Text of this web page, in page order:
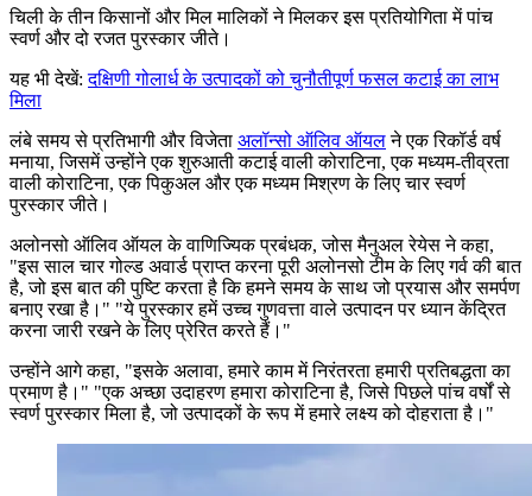
चिली के तीन किसानों और मिल मालिकों ने मिलकर इस प्रतियोगिता में पांच
स्वर्ण और दो रजत पुरस्कार जीते।
यह भी देखें: दक्षिणी गोलार्ध के उत्पादकों को चुनौतीपूर्ण फसल कटाई का लाभ
मिला
लंबे समय से प्रतिभागी और विजेता अलॉन्सो ऑलिव ऑयलने एक रिकॉर्ड वर्ष
मनाया, जिसमें उन्होंने एक शुरुआती कटाई वाली कोराटिना, एक मध्यम-तीव्रता
वाली कोराटिना, एक पिकुअल और एक मध्यम मिश्रण के लिए चार स्वर्ण
पुरस्कार जीते।
अलोनसो ऑलिव ऑयल के वाणिज्यिक प्रबंधक, जोस मैनुअल रेयेस ने कहा,
"इस साल चार गोल्ड अवार्ड प्राप्त करना पूरी अलोनसो टीम के लिए गर्व की बात
है, जो इस बात की पुष्टि करता है कि हमने समय के साथ जो प्रयास और समर्पण
बनाए रखा है।" "ये पुरस्कार हमें उच्च गुणवत्ता वाले उत्पादन पर ध्यान केंद्रित
करना जारी रखने के लिए प्रेरित करते हैं।"
उन्होंने आगे कहा, "इसके अलावा, हमारे काम में निरंतरता हमारी प्रतिबद्धता का
प्रमाण है।" "एक अच्छा उदाहरण हमारा कोराटिना है, जिसे पिछले पांच वर्षों से
स्वर्ण पुरस्कार मिला है, जो उत्पादकों के रूप में हमारे लक्ष्य को दोहराता है।"